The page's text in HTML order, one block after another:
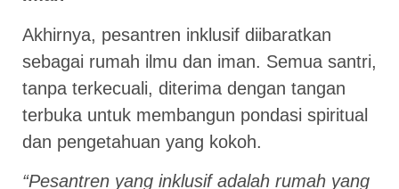
Akhirnya, pesantren inklusif diibaratkan
sebagai rumah ilmu dan iman. Semua santri,
tanpa terkecuali, diterima dengan tangan
terbuka untuk membangun pondasi spiritual
dan pengetahuan yang kokoh.
“Pesantren yang inklusif adalah rumah yang